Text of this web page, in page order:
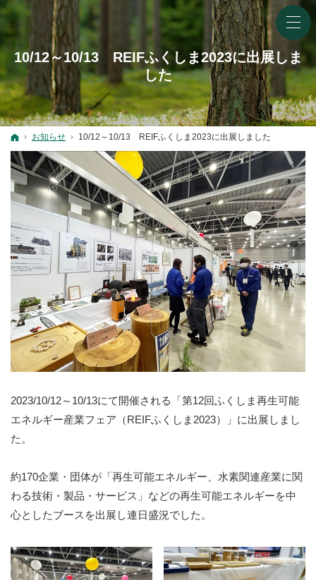
10/12～10/13 REIFふくしま2023に出展しま
した
ホーム
お知らせ 10/12～10/13 REIFふくしま2023に出展しました
2023/10/12～10/13にて開催される「第12回ふくしま再生可能
エネルギー産業フェア（REIFふくしま2023）」に出展しまし
た。
約170企業・団体が「再生可能エネルギー、水素関連産業に関
わる技術・製品・サービス」などの再生可能エネルギーを中
心としたブースを出展し連日盛況でした。